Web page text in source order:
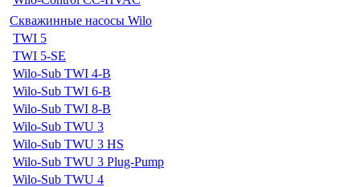
Скважинные насосы Wilo
TWI 5
TWI 5-SE
Wilo-Sub TWI 4-B
Wilo-Sub TWI 6-B
Wilo-Sub TWI 8-B
Wilo-Sub TWU 3
Wilo-Sub TWU 3 HS
Wilo-Sub TWU 3 Plug-Pump
Wilo-Sub TWU 4